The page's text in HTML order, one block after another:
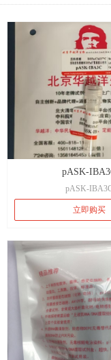
pASK-
pASK-
立即购买